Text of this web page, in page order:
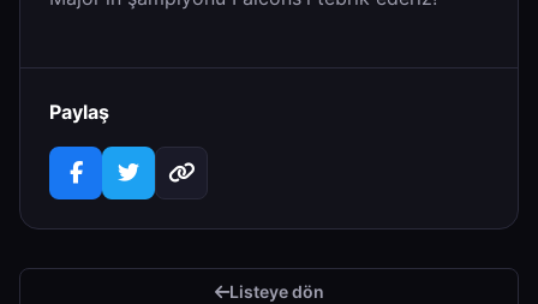
Paylaş
Listeye dön